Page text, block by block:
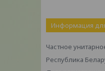
Информация
Частное
Республика